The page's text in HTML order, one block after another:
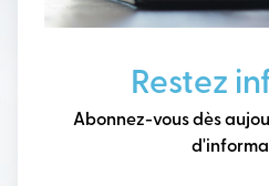
Restez
Abonnez-vous dès
construire